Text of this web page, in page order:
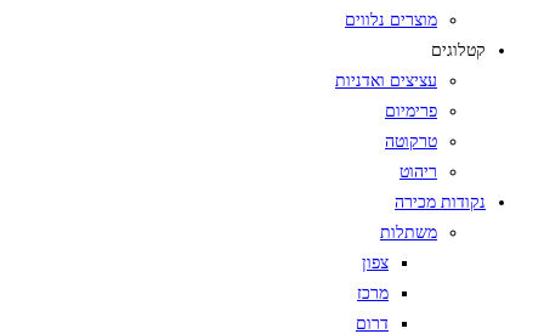
מוצרים נלווים
קטלוגים
עציצים ואדניות
פרימיום
טרקוטה
ריהוט
נקודות מכירה
משתלות
צפון
מרכז
דרום